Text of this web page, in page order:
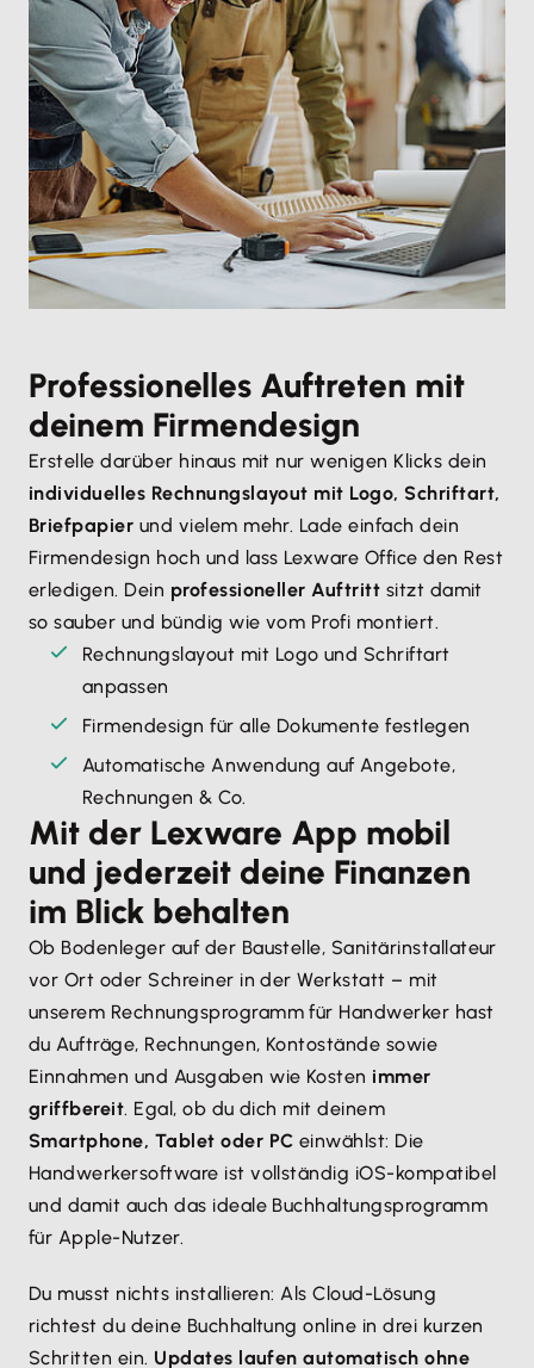
Professionelles Auftreten mit
deinem Firmendesign
Erstelle darüber hinaus mit nur wenigen Klicks dein
individuelles Rechnungslayout mit Logo, Schriftart,
Briefpapier und vielem mehr. Lade einfach dein
Firmendesign hoch und lass Lexware Office den Rest
erledigen. Dein professioneller Auftritt sitzt damit
so sauber und bündig wie vom Profi montiert.
Rechnungslayout mit Logo und Schriftart
anpassen
Firmendesign für alle Dokumente festlegen
Automatische Anwendung auf Angebote,
Rechnungen & Co.
Mit der Lexware App mobil
und jederzeit deine Finanzen
im Blick behalten
Ob Bodenleger auf der Baustelle, Sanitärinstallateur
vor Ort oder Schreiner in der Werkstatt – mit
unserem Rechnungsprogramm für Handwerker hast
du Aufträge, Rechnungen, Kontostände sowie
Einnahmen und Ausgaben wie Kosten immer
griffbereit. Egal, ob du dich mit deinem
Smartphone, Tablet oder PC einwählst: Die
Handwerkersoftware ist vollständig iOS-kompatibel
und damit auch das ideale Buchhaltungsprogramm
für Apple-Nutzer.
Du musst nichts installieren: Als Cloud-Lösung
richtest du deine Buchhaltung online in drei kurzen
Schritten ein. Updates laufen automatisch ohne